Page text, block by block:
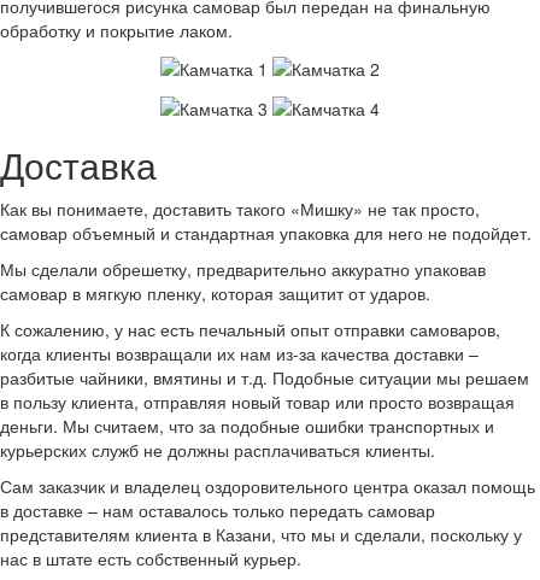
получившегося рисунка самовар был передан на финальную
обработку и покрытие лаком.
Доставка
Как вы понимаете, доставить такого «Мишку» не так просто,
самовар объемный и стандартная упаковка для него не подойдет.
Мы сделали обрешетку, предварительно аккуратно упаковав
самовар в мягкую пленку, которая защитит от ударов.
К сожалению, у нас есть печальный опыт отправки самоваров,
когда клиенты возвращали их нам из-за качества доставки –
разбитые чайники, вмятины и т.д. Подобные ситуации мы решаем
в пользу клиента, отправляя новый товар или просто возвращая
деньги. Мы считаем, что за подобные ошибки транспортных и
курьерских служб не должны расплачиваться клиенты.
Сам заказчик и владелец оздоровительного центра оказал помощь
в доставке – нам оставалось только передать самовар
представителям клиента в Казани, что мы и сделали, поскольку у
нас в штате есть собственный курьер.